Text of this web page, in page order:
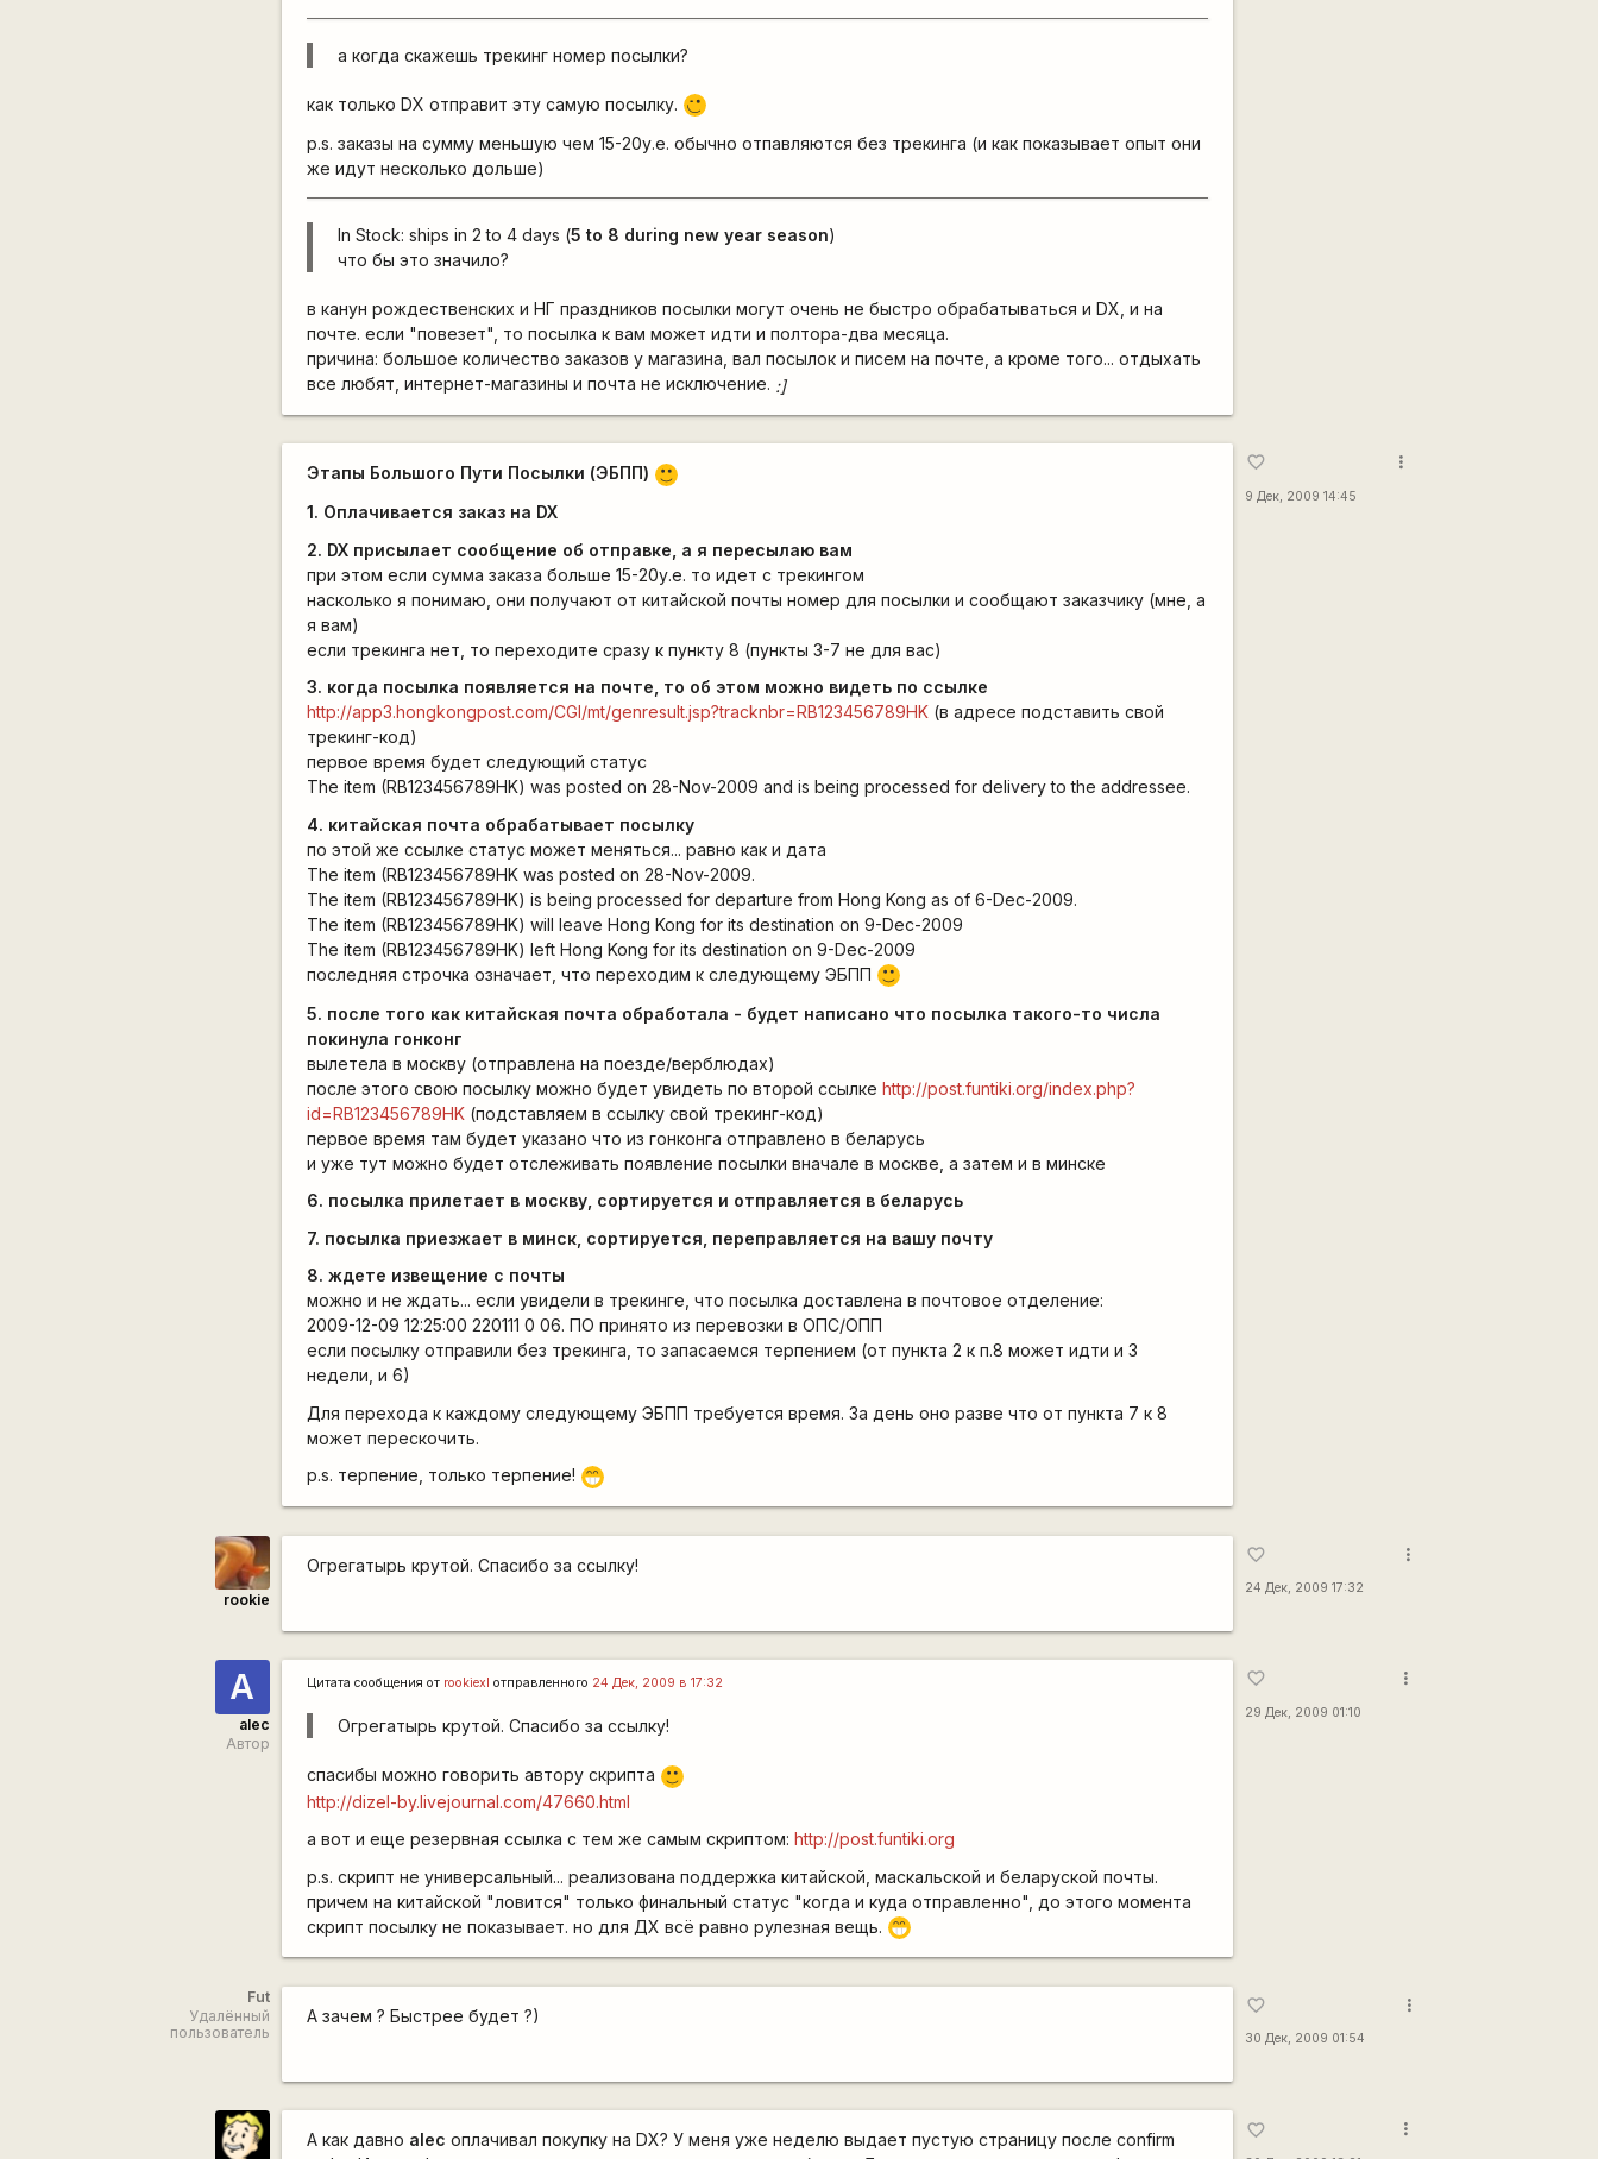
а когда скажешь трекинг номер посылки?
как только DX отправит эту самую посылку.
;)
p.s. заказы на сумму меньшую чем 15-20у.е. обычно отпавляются без трекинга (и как показывает опыт они
же идут несколько дольше)
In Stock: ships in 2 to 4 days (5 to 8 during new year season)
что бы это значило?
в канун рождественских и НГ праздников посылки могут очень не быстро обрабатываться и DX, и на
почте. если "повезет", то посылка к вам может идти и полтора-два месяца.
причина: большое количество заказов у магазина, вал посылок и писем на почте, а кроме того... отдыхать
все любят, интернет-магазины и почта не исключение. :]
Этапы Большого Пути Посылки (ЭБПП)
:)
1. Оплачивается заказ на DX
2. DX присылает сообщение об отправке, а я пересылаю вам
при этом если сумма заказа больше 15-20у.е. то идет с трекингом
насколько я понимаю, они получают от китайской почты номер для посылки и сообщают заказчику (мне, а
я вам)
если трекинга нет, то переходите сразу к пункту 8 (пункты 3-7 не для вас)
3. когда посылка появляется на почте, то об этом можно видеть по ссылке
http://app3.hongkongpost.com/CGI/mt/genresult.jsp?tracknbr=RB123456789HK (в адресе подставить свой
трекинг-код)
первое время будет следующий статус
The item (RB123456789HK) was posted on 28-Nov-2009 and is being processed for delivery to the addressee.
4. китайская почта обрабатывает посылку
по этой же ссылке статус может меняться... равно как и дата
The item (RB123456789HK was posted on 28-Nov-2009.
The item (RB123456789HK) is being processed for departure from Hong Kong as of 6-Dec-2009.
The item (RB123456789HK) will leave Hong Kong for its destination on 9-Dec-2009
The item (RB123456789HK) left Hong Kong for its destination on 9-Dec-2009
последняя строчка означает, что переходим к следующему ЭБПП
:)
5. после того как китайская почта обработала - будет написано что посылка такого-то числа
покинула гонконг
вылетела в москву (отправлена на поезде/верблюдах)
после этого свою посылку можно будет увидеть по второй ссылкеhttp://post.funtiki.org/index.php?
id=RB123456789HK (подставляем в ссылку свой трекинг-код)
первое время там будет указано что из гонконга отправлено в беларусь
и уже тут можно будет отслеживать появление посылки вначале в москве, а затем и в минске
6. посылка прилетает в москву, сортируется и отправляется в беларусь
7. посылка приезжает в минск, сортируется, переправляется на вашу почту
8. ждете извещение с почты
можно и не ждать... если увидели в трекинге, что посылка доставлена в почтовое отделение:
2009-12-09 12:25:00 220111 0 06. ПО принято из перевозки в ОПС/ОПП
если посылку отправили без трекинга, то запасаемся терпением (от пункта 2 к п.8 может идти и 3
недели, и 6)
Для перехода к каждому следующему ЭБПП требуется время. За день оно разве что от пункта 7 к 8
может перескочить.
p.s. терпение, только терпение! ;D
favorite_border
9 Дек, 2009 14:45
more_vert
rookie
Огрегатырь крутой. Спасибо за ссылку!
favorite_border
24 Дек, 2009 17:32
more_vert
А
alec
Автор
Цитата сообщения от rookiexl отправленного 24 Дек, 2009 в 17:32
Огрегатырь крутой. Спасибо за ссылку!
спасибы можно говорить автору скрипта
:)
http://dizel-by.livejournal.com/47660.html
а вот и еще резервная ссылка с тем же самым скриптом:http://post.funtiki.org
p.s. скрипт не универсальный... реализована поддержка китайской, маскальской и беларуской почты.
причем на китайской "ловится" только финальный статус "когда и куда отправленно", до этого момента
скрипт посылку не показывает. но для ДХ всё равно рулезная вещь. ;D
favorite_border
29 Дек, 2009 01:10
more_vert
Fut
Удалённый
пользователь
А зачем ? Быстрее будет ?)
favorite_border
30 Дек, 2009 01:54
more_vert
А как давно alec оплачивал покупку на DX? У меня уже неделю выдает пустую страницу после confirm
favorite_border more_vert